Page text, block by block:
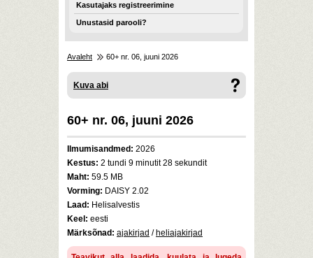
Kasutajaks registreerimine
Unustasid parooli?
Avaleht 60+ nr. 06, juuni 2026
Kuva abi
60+ nr. 06, juuni 2026
Ilmumisandmed: 2026
Kestus: 2 tundi 9 minutit 28 sekundit
Maht: 59.5 MB
Vorming: DAISY 2.02
Laad: Helisalvestis
Keel: eesti
Märksõnad: ajakirjad / heliajakirjad